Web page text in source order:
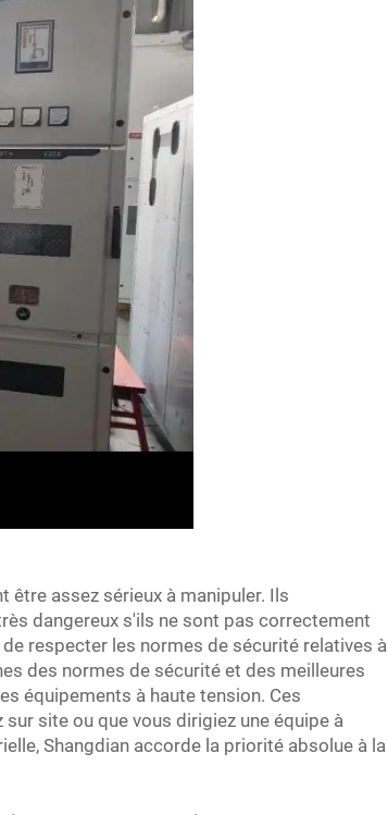
être assez sérieux à manipuler. Ils
dangereux s'ils ne sont pas correctement
respecter les normes de sécurité relatives à
des normes de sécurité et des meilleures
équipements à haute tension. Ces
site ou que vous dirigiez une équipe à
Shangdian accorde la priorité absolue à la